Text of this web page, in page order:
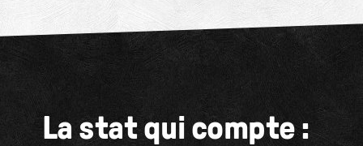
La stat qui compte :